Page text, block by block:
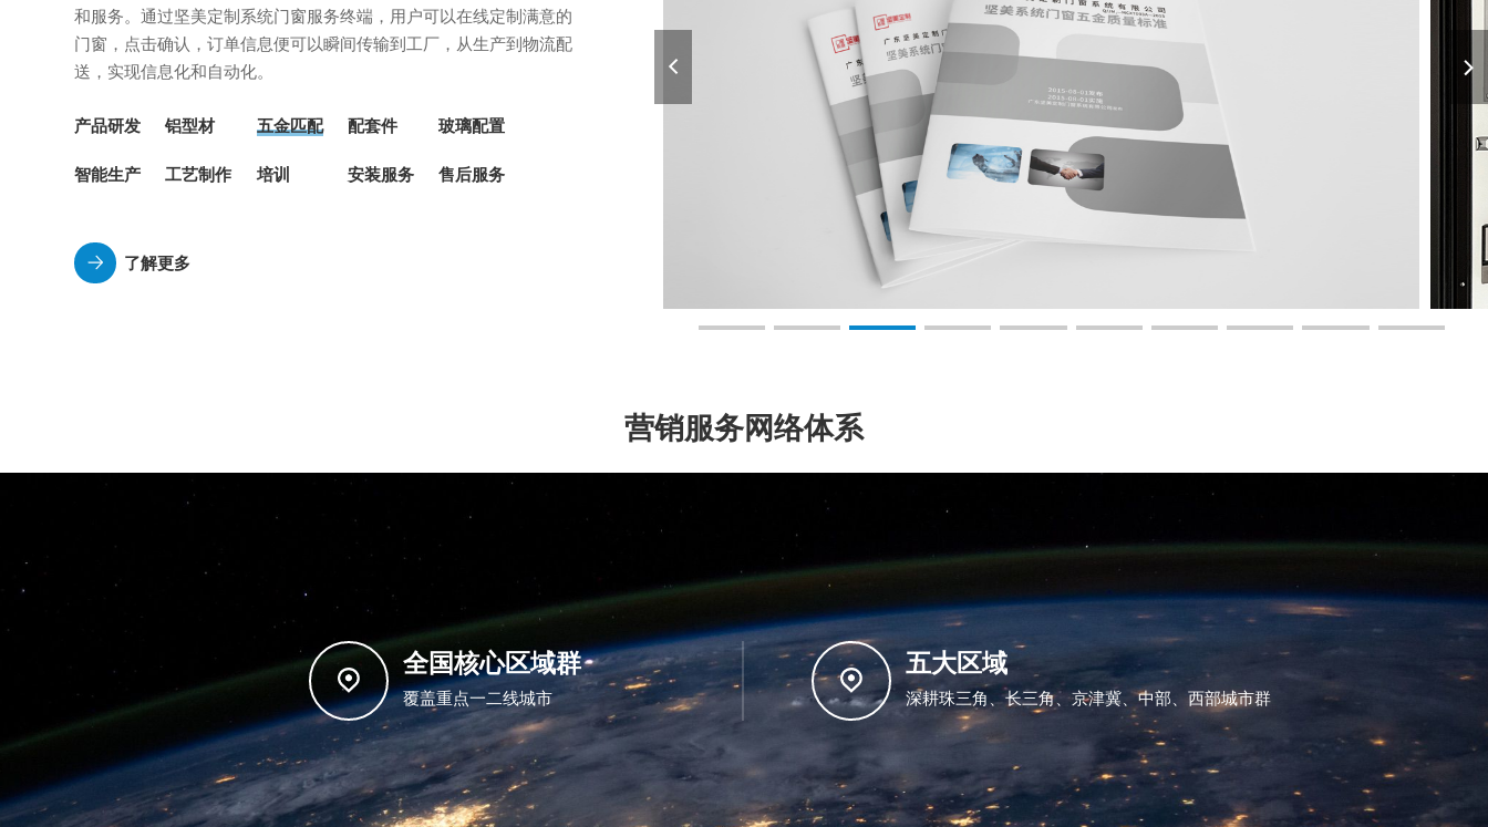
和服务。通过坚美定制系统门窗服务终端，用户可以在线定制满意的
门窗，点击确认，订单信息便可以瞬间传输到工厂，从生产到物流配
送，实现信息化和自动化。
产品研发 铝型材 五金匹配 配套件 玻璃配置
智能生产 工艺制作 培训 安装服务 售后服务
了解更多
营销服务网络体系
全国核心区域群
覆盖重点一二线城市
五大区域
深耕珠三角、长三角、京津冀、中部、西部城市群